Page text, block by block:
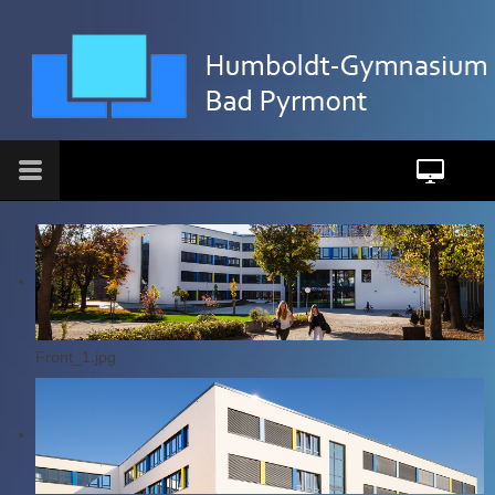
Front_1.jpg